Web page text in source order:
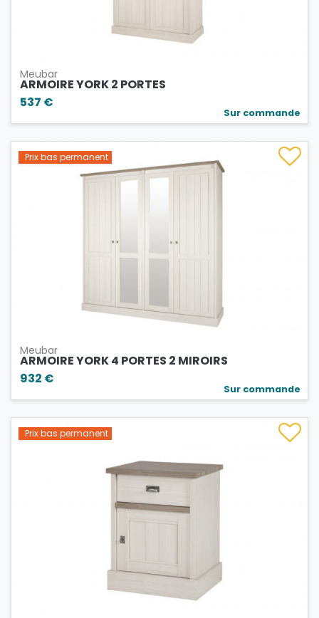
Meubar
ARMOIRE YORK 2 PORTES
537 €
Sur commande
Prix bas permanent
Meubar
ARMOIRE YORK 4 PORTES 2 MIROIRS
932 €
Sur commande
Prix bas permanent